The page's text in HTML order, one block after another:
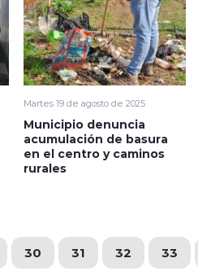
Martes 19 de agosto de 2025
Municipio denuncia
acumulación de basura
en el centro y caminos
rurales
30 31 32 33